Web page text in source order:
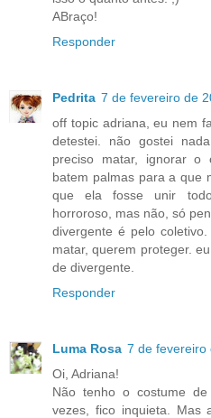
ABraço!
Responder
Pedrita 7 de fevereiro de
off topic adriana, eu nem
detestei. não gostei
preciso matar, ignorar o
batem palmas para a que
que ela fosse unir
horroroso, mas não, só
divergente é pelo
matar, querem proteger.
de divergente.
Responder
Luma Rosa 7 de fevereiro
Oi, Adriana!
Não tenho o costume
vezes, fico inquieta. Mas